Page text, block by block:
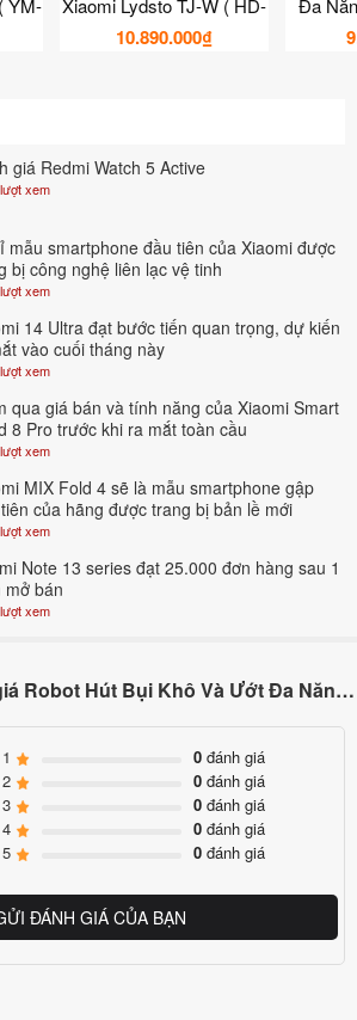
YM-
Xiaomi Lydsto TJ-W ( HD-
STYTJ-W03 )
10.890.000₫
Đa
R1-
giá Redmi Watch 5 Active
xem
mẫu smartphone đầu tiên của Xiaomi được
bị công nghệ liên lạc vệ tinh
xem
14 Ultra đạt bước tiến quan trọng, dự kiến
vào cuối tháng này
xem
qua giá bán và tính năng của Xiaomi Smart
8 Pro trước khi ra mắt toàn cầu
xem
MIX Fold 4 sẽ là mẫu smartphone gập
của hãng được trang bị bản lề mới
xem
Note 13 series đạt 25.000 đơn hàng sau 1
mở bán
xem
Reviews - Đánh giá Robot Hút Bụi Khô Và Ướt Đa Năng Xiaomi Lydsto R3-B ( YM-R3-B03 )
1 0đánh giá
2
0đánh giá
3
0đánh giá
4
0đánh giá
5
0đánh giá
ĐÁNH GIÁ CỦA BẠN